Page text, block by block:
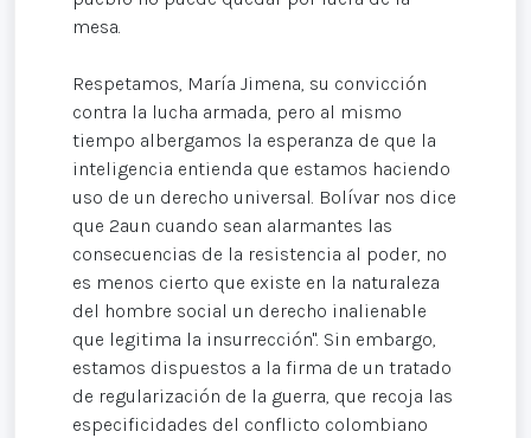
mesa.
Respetamos, María Jimena, su convicción
contra la lucha armada, pero al mismo
tiempo albergamos la esperanza de que la
inteligencia entienda que estamos haciendo
uso de un derecho universal. Bolívar nos dice
que 2aun cuando sean alarmantes las
consecuencias de la resistencia al poder, no
es menos cierto que existe en la naturaleza
del hombre social un derecho inalienable
que legitima la insurrección". Sin embargo,
estamos dispuestos a la firma de un tratado
de regularización de la guerra, que recoja las
especificidades del conflicto colombiano